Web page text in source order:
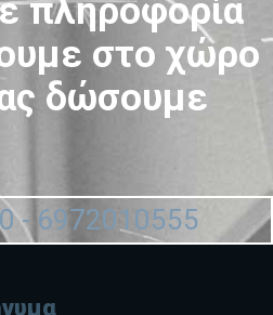
πληροφορία
στο χώρο
δώσουμε
- 6972010555